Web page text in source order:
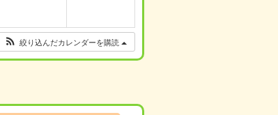
絞り込んだカレンダーを購読